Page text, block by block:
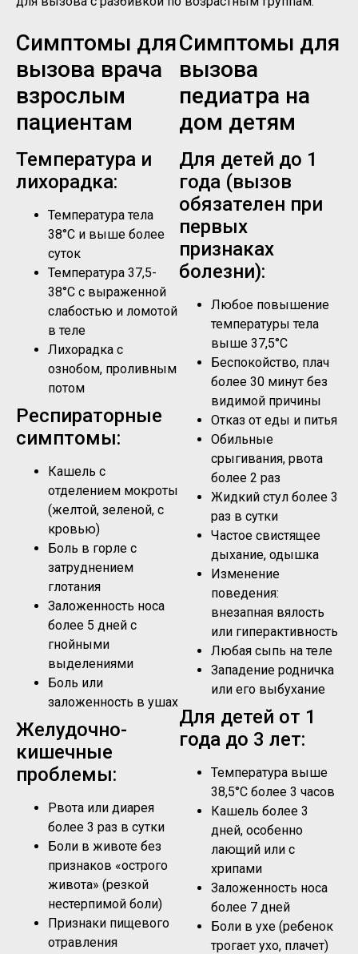
Симптомы для
вызова врача
взрослым
пациентам
Температура и
лихорадка:
Температура тела
38°C и выше более
суток
Температура 37,5-
38°C с выраженной
слабостью и ломотой
в теле
Лихорадка с
ознобом, проливным
потом
Респираторные
симптомы:
Кашель с
отделением мокроты
(желтой, зеленой, с
кровью)
Боль в горле с
затруднением
глотания
Заложенность носа
более 5 дней с
гнойными
выделениями
Боль или
заложенность в ушах
Желудочно-
кишечные
проблемы:
Рвота или диарея
более 3 раз в сутки
Боли в животе без
признаков «острого
живота» (резкой
нестерпимой боли)
Признаки пищевого
отравления
Симптомы для
вызова
педиатра на
дом детям
Для детей до 1
года (вызов
обязателен при
первых
признаках
болезни):
Любое повышение
температуры тела
выше 37,5°C
Беспокойство, плач
более 30 минут без
видимой причины
Отказ от еды и питья
Обильные
срыгивания, рвота
более 2 раз
Жидкий стул более 3
раз в сутки
Частое свистящее
дыхание, одышка
Изменение
поведения:
внезапная вялость
или гиперактивность
Любая сыпь на теле
Западение родничка
или его выбухание
Для детей от 1
года до 3 лет:
Температура выше
38,5°C более 3 часов
Кашель более 3
дней, особенно
лающий или с
хрипами
Заложенность носа
более 7 дней
Боли в ухе (ребенок
трогает ухо, плачет)